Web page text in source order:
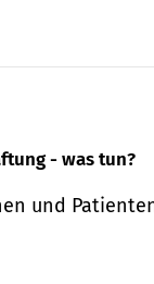
- was tun?
und